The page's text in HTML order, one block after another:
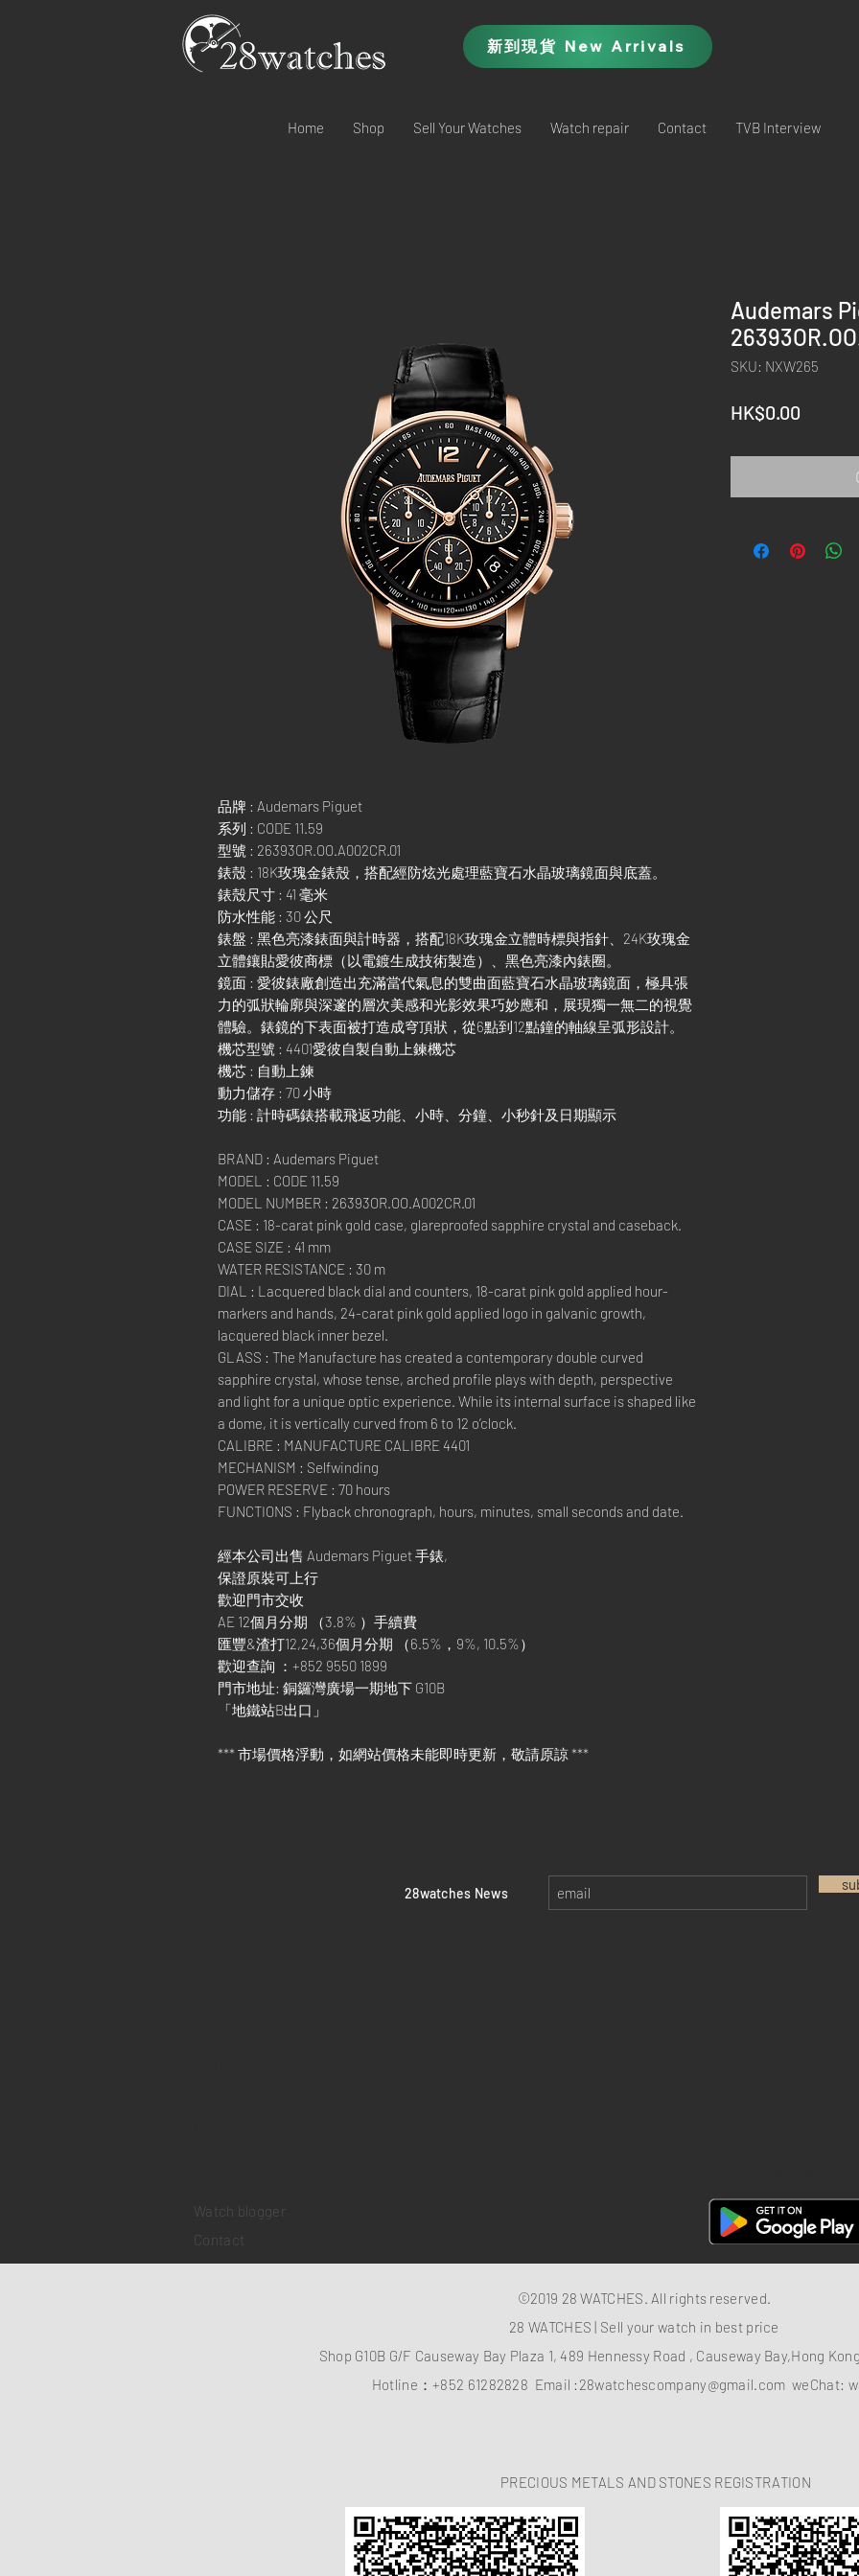
新到現貨 New Arrivals
Home Shop Sell Your Watches Watch repair Contact TVB Interview
品牌 : Audemars Piguet
系列 : CODE 11.59
型號 : 26393OR.OO.A002CR.01
錶殼 : 18K玫瑰金錶殼，搭配經防炫光處理藍寶石水晶玻璃鏡面與底蓋。
錶殼尺寸 : 41 毫米
防水性能 : 30 公尺
錶盤 : 黑色亮漆錶面與計時器，搭配18K玫瑰金立體時標與指針、24K玫瑰金
立體鑲貼愛彼商標（以電鍍生成技術製造）、黑色亮漆內錶圈。
鏡面 : 愛彼錶廠創造出充滿當代氣息的雙曲面藍寶石水晶玻璃鏡面，極具張
力的弧狀輪廓與深邃的層次美感和光影效果巧妙應和，展現獨一無二的視覺
體驗。錶鏡的下表面被打造成穹頂狀，從6點到12點鐘的軸線呈弧形設計。
機芯型號 : 4401愛彼自製自動上鍊機芯
機芯 : 自動上鍊
動力儲存 : 70 小時
功能 : 計時碼錶搭載飛返功能、小時、分鐘、小秒針及日期顯示
BRAND : Audemars Piguet
MODEL : CODE 11.59
MODEL NUMBER : 26393OR.OO.A002CR.01
CASE : 18-carat pink gold case, glareproofed sapphire crystal and caseback.
CASE SIZE : 41 mm
WATER RESISTANCE : 30 m
DIAL : Lacquered black dial and counters, 18-carat pink gold applied hour-
markers and hands, 24-carat pink gold applied logo in galvanic growth,
lacquered black inner bezel.
GLASS : The Manufacture has created a contemporary double curved
sapphire crystal, whose tense, arched profile plays with depth, perspective
and light for a unique optic experience. While its internal surface is shaped like
a dome, it is vertically curved from 6 to 12 o’clock.
CALIBRE : MANUFACTURE CALIBRE 4401
MECHANISM : Selfwinding
POWER RESERVE : 70 hours
FUNCTIONS : Flyback chronograph, hours, minutes, small seconds and date.
經本公司出售 Audemars Piguet 手錶,
保證原裝可上行
歡迎門市交收
AE 12個月分期 （3.8% ）手續費
匯豐&渣打12,24,36個月分期 （6.5%，9%, 10.5%）
歡迎查詢 ：+852 9550 1899
門市地址: 銅鑼灣廣場一期地下 G10B
「地鐵站B出口」
*** 市場價格浮動，如網站價格未能即時更新，敬請原諒 ***
Audemars
SKU: NXW265
HK$0.00
​28watches News
Watch blogger
Contact
©2019 28 WATCHES. All rights reserved.
28 WATCHES | Sell your watch in best price
Shop G10B G/F Causeway Bay Plaza 1, 489 Hennessy Road , Causeway Bay,Hong Kong
Hotline：+852 61282828 Email : 28watchescompany@gmail.com weChat:
PRECIOUS METALS AND STONES REGISTRATION